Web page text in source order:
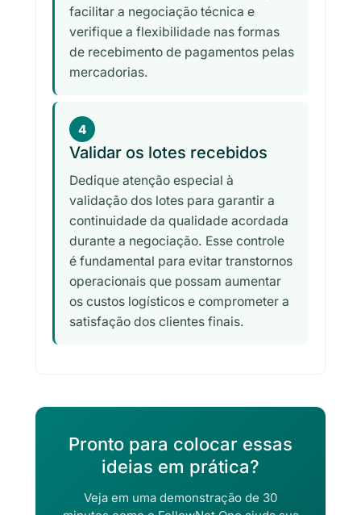
facilitar a negociação técnica e
verifique a flexibilidade nas formas
de recebimento de pagamentos pelas
mercadorias.
4
Validar os lotes recebidos
Dedique atenção especial à
validação dos lotes para garantir a
continuidade da qualidade acordada
durante a negociação. Esse controle
é fundamental para evitar transtornos
operacionais que possam aumentar
os custos logísticos e comprometer a
satisfação dos clientes finais.
Pronto para colocar essas
ideias em prática?
Veja em uma demonstração de 30